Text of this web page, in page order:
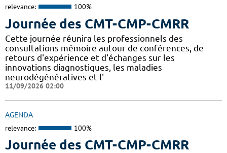
relevance: 100%
Journée des CMT-CMP-CMRR
Cette journée réunira les professionnels des
consultations mémoire autour de conférences, de
retours d'expérience et d'échanges sur les
innovations diagnostiques, les maladies
neurodégénératives et l'
11/09/2026 02:00
AGENDA
relevance: 100%
Journée des CMT-CMP-CMRR